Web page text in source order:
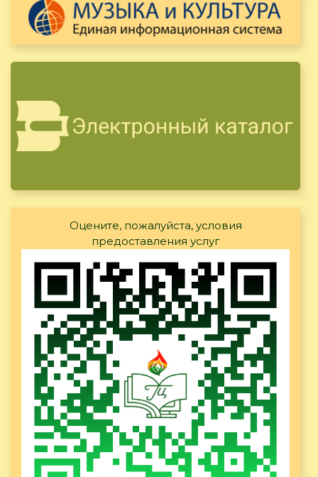
Оцените, пожалуйста, условия
предоставления услуг